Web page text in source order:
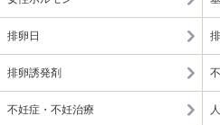
排卵日
排卵誘発剤
不妊症・不妊治療